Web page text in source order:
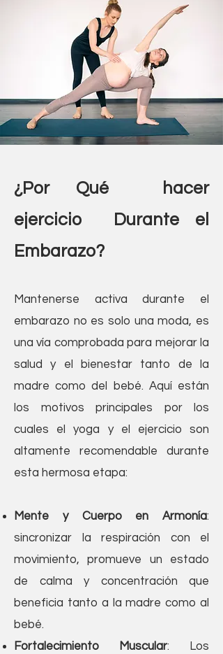
¿Por Qué hacer
ejercicio Durante el
Embarazo?
Mantenerse activa durante el
embarazo no es solo una moda, es
una vía comprobada para mejorar la
salud y el bienestar tanto de la
madre como del bebé. Aquí están
los motivos principales por los
cuales el yoga y el ejercicio son
altamente recomendable durante
esta hermosa etapa:
Mente y Cuerpo en Armonía:
sincronizar la respiración con el
movimiento, promueve un estado
de calma y concentración que
beneficia tanto a la madre como al
bebé.
Fortalecimiento Muscular: Los